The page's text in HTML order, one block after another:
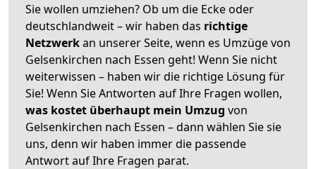
Sie wollen umziehen? Ob um die Ecke oder
deutschlandweit – wir haben das richtige
Netzwerkan unserer Seite, wenn es Umzüge von
Gelsenkirchen nach Essen geht! Wenn Sie nicht
weiterwissen – haben wir die richtige Lösung für
Sie! Wenn Sie Antworten auf Ihre Fragen wollen,
was kostet überhaupt mein Umzug von
Gelsenkirchen nach Essen – dann wählen Sie sie
uns, denn wir haben immer die passende
Antwort auf Ihre Fragen parat.